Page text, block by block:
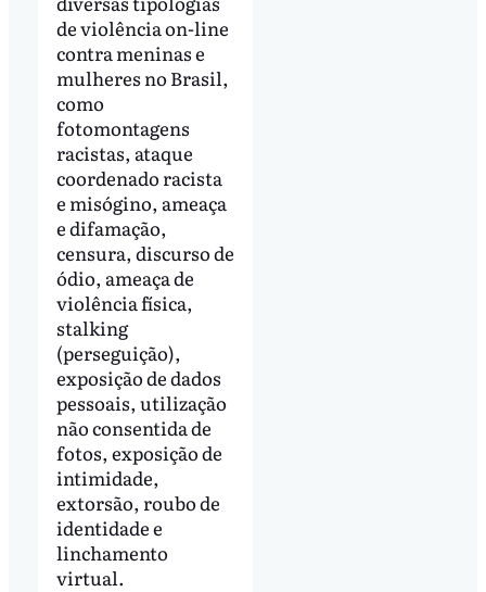
de violência on-line
contra meninas e
mulheres no Brasil,
como
fotomontagens
racistas, ataque
coordenado racista
e misógino, ameaça
e difamação,
censura, discurso de
ódio, ameaça de
violência física,
stalking
(perseguição),
exposição de dados
pessoais, utilização
não consentida de
fotos, exposição de
intimidade,
extorsão, roubo de
identidade e
linchamento
virtual.